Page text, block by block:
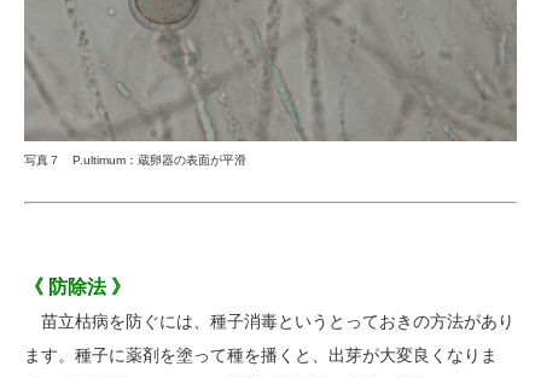
写真７ P.ultimum ：蔵卵器の表面が平滑
《 防除法 》
苗立枯病を防ぐには、種子消毒というとっておきの方法があり
ます。種子に薬剤を塗って種を播くと、出芽が大変良くなりま